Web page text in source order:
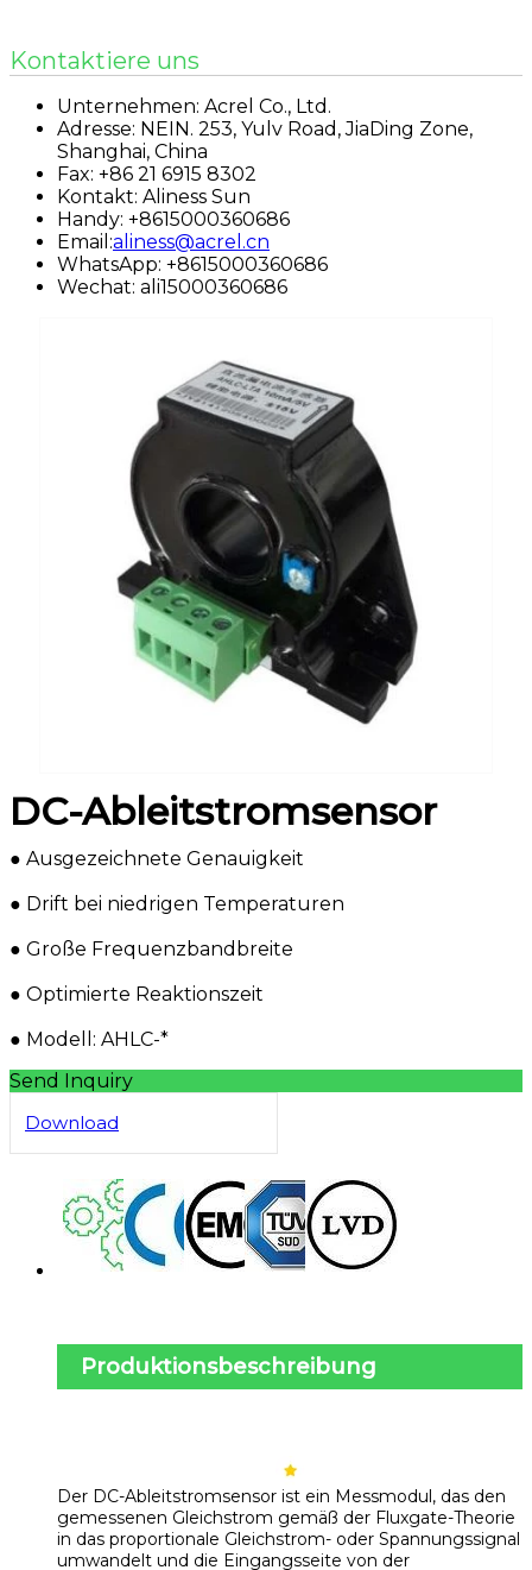
Kontaktiere uns
Unternehmen: Acrel Co., Ltd.
Adresse: NEIN. 253, Yulv Road, JiaDing Zone,
Shanghai, China
Fax: +86 21 6915 8302
Kontakt: Aliness Sun
Handy: +8615000360686
Email:aliness@acrel.cn
WhatsApp: +8615000360686
Wechat: ali15000360686
DC-Ableitstromsensor
● Ausgezeichnete Genauigkeit
● Drift bei niedrigen Temperaturen
● Große Frequenzbandbreite
● Optimierte Reaktionszeit
● Modell: AHLC-*
Send Inquiry
Download
Produktionsbeschreibung
Der DC-Ableitstromsensor ist ein Messmodul, das den
gemessenen Gleichstrom gemäß der Fluxgate-Theorie
in das proportionale Gleichstrom- oder Spannungssignal
umwandelt und die Eingangsseite von der